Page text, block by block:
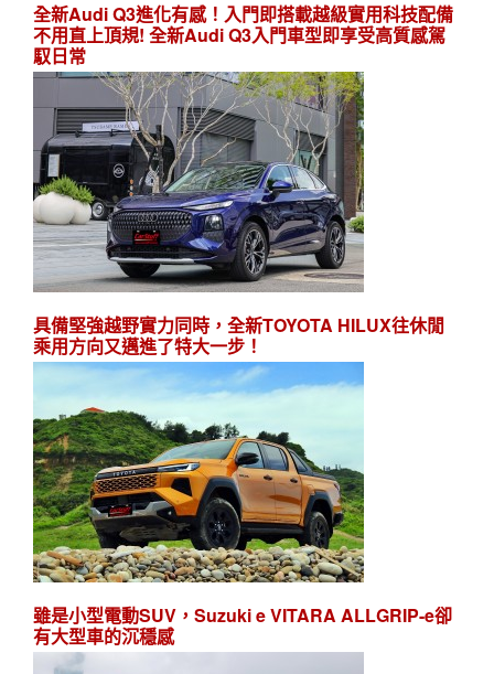
全新Audi Q3進化有感！入門即搭載越級實用科技配備
不用直上頂規! 全新Audi Q3入門車型即享受高質感駕
馭日常
具備堅強越野實力同時，全新TOYOTA HILUX往休閒
乘用方向又邁進了特大一步！
雖是小型電動SUV，Suzuki e VITARA ALLGRIP-e卻
有大型車的沉穩感